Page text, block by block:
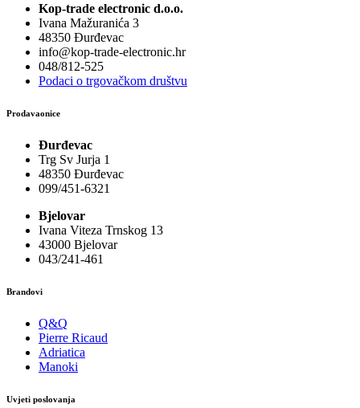
Kop-trade electronic d.o.o.
Ivana Mažuranića 3
48350 Đurđevac
info@kop-trade-electronic.hr
048/812-525
Podaci o trgovačkom društvu
Prodavaonice
Đurđevac
Trg Sv Jurja 1
48350 Đurđevac
099/451-6321
Bjelovar
Ivana Viteza Trnskog 13
43000 Bjelovar
043/241-461
Brandovi
Q&Q
Pierre Ricaud
Adriatica
Manoki
Uvjeti poslovanja